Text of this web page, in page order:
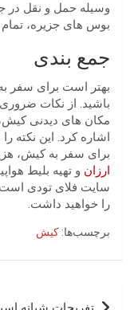
وسیله حمل و نقل در
بوس های جزیره،
جمع بندی
بهتر است برای سفر
باشید. از نکات
مکان های دیدنی
اشاره کرد. این نکته
برای سفر به کیش،
ارزان و تهیه بلیط
سایت فلای تودی است
را خواهید داشت.
برچسب‌ها: کیش
راهبری